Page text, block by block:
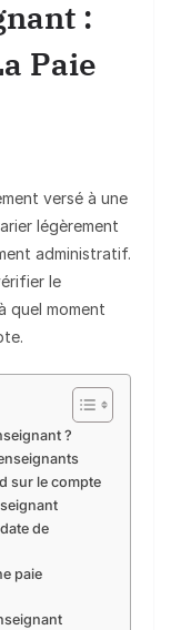
:
Paie
versé à une
légèrement
administratif.
le
quel moment
?
sur le compte
de
paie